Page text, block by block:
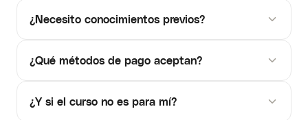
¿Necesito conocimientos previos?
¿Qué métodos de pago aceptan?
¿Y si el curso no es para mí?